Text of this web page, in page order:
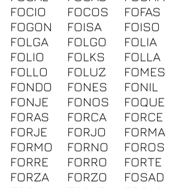
FOCIO
FOCOS FOFAS
FOGON
FOISA FOISO
FOLGA
FOLGO FOLIA
FOLIO
FOLKS FOLLA
FOLLO
FOLUZ FOMES
FONDO
FONES FONIL
FONJE
FONOS FOQUE
FORAS
FORCA FORCE
FORJE
FORJO FORMA
FORMO
FORNO FOROS
FORRE
FORRO FORTE
FORZA
FORZO FOSAD